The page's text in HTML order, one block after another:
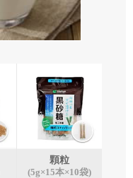
顆粒
(5g×15本×10袋)